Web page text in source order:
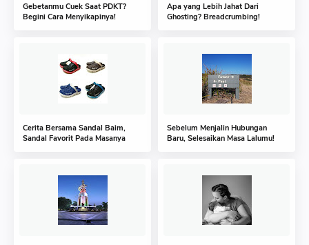
Gebetanmu Cuek Saat PDKT?
Begini Cara Menyikapinya!
Apa yang Lebih Jahat Dari
Ghosting? Breadcrumbing!
Cerita Bersama Sandal Baim,
Sandal Favorit Pada Masanya
Sebelum Menjalin Hubungan
Baru, Selesaikan Masa Lalumu!